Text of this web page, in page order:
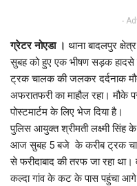
-
ग्रेटर नोएडा । थाना बादलपुर
सुबह को हुए एक भीषण सड़क
ट्रक चालक की जलकर दर्दनाक
अफरातफरी का माहौल रहा।
पोस्टमार्टम के लिए भेज दिया है।
पुलिस आयुक्त श्रीमती लक्ष्मी सिंह के
आज सुबह 5 बजे के करीब ट्रक
से फरीदाबाद की तरफ जा रहा
कल्दा गांव के कट के पास पहुंचा